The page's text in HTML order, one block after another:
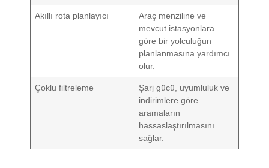
Akıllı rota planlayıcı
Araç menziline ve
mevcut istasyonlara
göre bir yolculuğun
planlanmasına yardımcı
olur.
Çoklu filtreleme
Şarj gücü, uyumluluk ve
indirimlere göre
aramaların
hassaslaştırılmasını
sağlar.